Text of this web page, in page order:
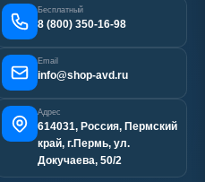
Бесплатный
8 (800) 350-16-98
Email
info@shop-avd.ru
Адрес
614031, Россия, Пермский
край, г.Пермь, ул.
Докучаева, 50/2